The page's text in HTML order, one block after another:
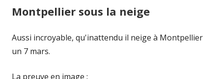
Montpellier sous la neige
Aussi incroyable, qu'inattendu il neige à Montpellier
un 7 mars.
La preuve en image :